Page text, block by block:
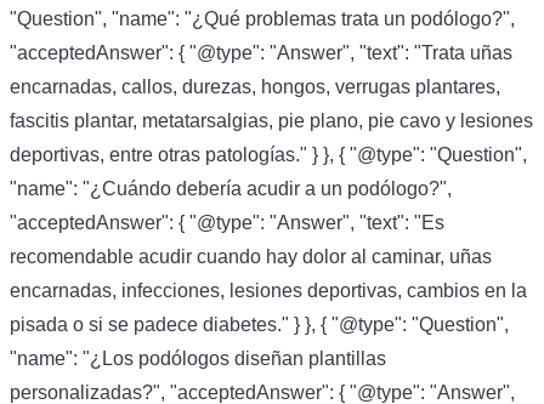
"Question", "name": "¿Qué problemas trata un podólogo?",
"acceptedAnswer": { "@type": "Answer", "text": "Trata uñas
encarnadas, callos, durezas, hongos, verrugas plantares,
fascitis plantar, metatarsalgias, pie plano, pie cavo y lesiones
deportivas, entre otras patologías." } }, { "@type": "Question",
"name": "¿Cuándo debería acudir a un podólogo?",
"acceptedAnswer": { "@type": "Answer", "text": "Es
recomendable acudir cuando hay dolor al caminar, uñas
encarnadas, infecciones, lesiones deportivas, cambios en la
pisada o si se padece diabetes." } }, { "@type": "Question",
"name": "¿Los podólogos diseñan plantillas
personalizadas?", "acceptedAnswer": { "@type": "Answer",